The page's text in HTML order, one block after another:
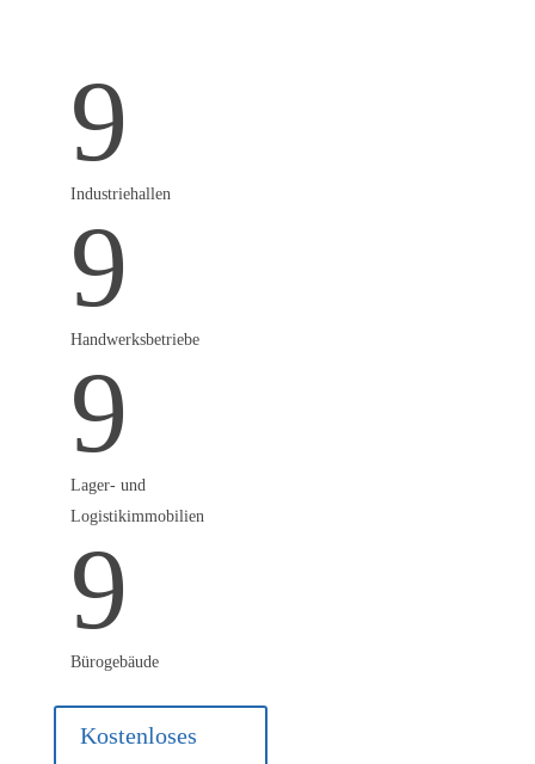
9
Industriehallen
9
Handwerksbetriebe
9
Lager- und
Logistikimmobilien
9
Bürogebäude
Kostenloses